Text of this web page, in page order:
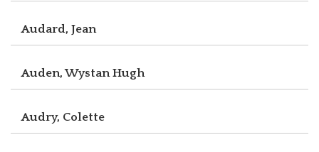
Audard, Jean
Auden, Wystan Hugh
Audry, Colette